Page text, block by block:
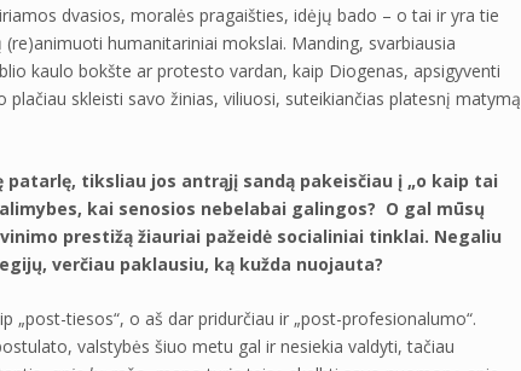
dvasios, moralės pragaišties, idėjų bado – o tai ir yra tie
humanitariniai mokslai. Manding, svarbiausia
kaulo bokšte ar protesto vardan, kaip Diogenas, apsigyventi
skleisti savo žinias, viliuosi, suteikiančias platesnį matymą
tiksliau jos antrąjį sandą pakeisčiau į „o kaip tai
kai senosios nebelabai galingos? O gal mūsų
prestižą žiauriai pažeidė socialiniai tinklai. Negaliu
verčiau paklausiu, ką kužda nuojauta?
„post-tiesos“, o aš dar pridurčiau ir „post-profesionalumo“.
valstybės šiuo metu gal ir nesiekia valdyti, tačiau